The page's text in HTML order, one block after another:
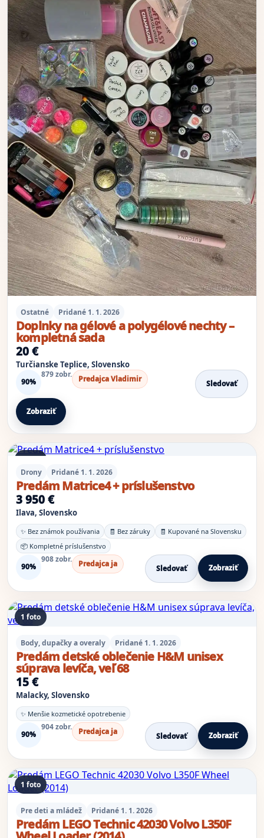
Ostatné Pridané 1. 1. 2026
Doplnky na gélové a polygélové nechty –
kompletná sada
20 €
Turčianske Teplice, Slovensko
90%
879 zobr. Predajca Vladimir Sledovať
Zobraziť
1 foto
Drony
Pridané 1. 1. 2026
Predám Matrice4 + príslušenstvo
3 950 €
Ilava, Slovensko
✨ Bez známok používania 🧾 Bez záruky
🧾 Kupované na Slovensku
📦 Kompletné príslušenstvo
90%
908 zobr. Predajca ja Sledovať Zobraziť
1 foto
Body, dupačky a overaly Pridané 1. 1. 2026
Predám detské oblečenie H&M unisex
súprava levíča, veľ 68
15 €
Malacky, Slovensko
✨ Menšie kozmetické opotrebenie
90%
904 zobr. Predajca ja Sledovať Zobraziť
1 foto
Pre deti a mládež Pridané 1. 1. 2026
Predám LEGO Technic 42030 Volvo L350F